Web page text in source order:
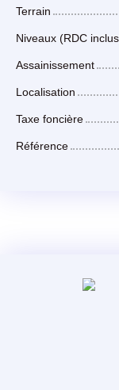
Terrain
Niveaux (RDC
Assainissement
Localisation
Taxe foncière
Référence